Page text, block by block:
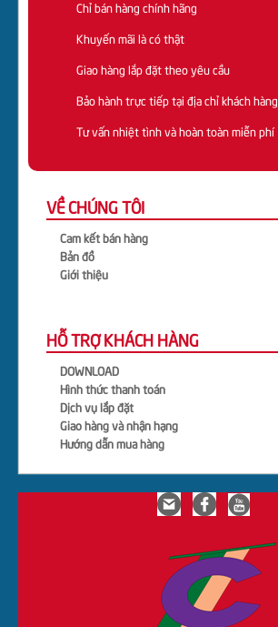
Chỉ bán hàng chính hãng
Khuyến mãi là có thật
Giao hàng lắp đặt theo yêu cầu
Bảo hành trực tiếp tại địa chỉ khách hàng
Tư vấn nhiệt tình và hoàn toàn miễn phí
VỀ CHÚNG TÔI
Cam kết bán hàng
Bản đồ
Giới thiệu
HỖ TRỢ KHÁCH HÀNG
DOWNLOAD
Hình thức thanh toán
Dịch vụ lắp đặt
Giao hàng và nhận hạng
Hướng dẫn mua hàng